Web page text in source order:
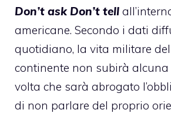
Don’t ask Don’t tell
americane. Secondo i dati
quotidiano, la vita militare
continente non subirà
volta che sarà abrogato
di non parlare del proprio